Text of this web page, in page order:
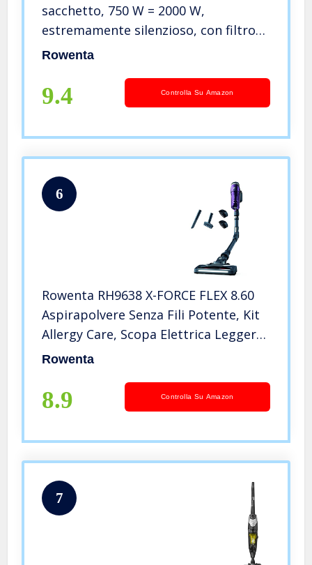
sacchetto, 750 W = 2000 W,
estremamente silenzioso, con filtro
igienico e ugello per parquet, colore:
Rowenta
9.4 Controlla Su Amazon
6
Rowenta RH9638 X-FORCE FLEX 8.60
Aspirapolvere Senza Fili Potente, Kit
Allergy Care, Scopa Elettrica Leggera
Multisuperficie, Tecnologia Flex,
Rowenta
8.9 Controlla Su Amazon
7